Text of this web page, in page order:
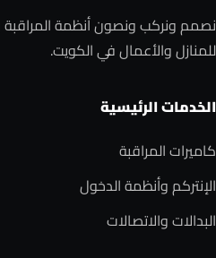
نصمم ونركب ونصون أنظمة المراقبة
للمنازل والأعمال في الكويت.
الخدمات الرئيسية
كاميرات المراقبة
الإنتركم وأنظمة الدخول
البدالات والاتصالات